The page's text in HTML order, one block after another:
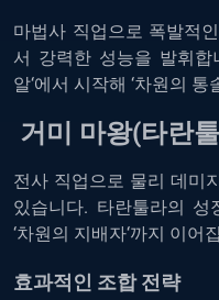
마법사 직업으로 폭발적인
서 강력한 성능을 발휘합
알‘에서 시작해 ‘차원의 통
거미 마왕(타란
전사 직업으로 물리 데미
있습니다. 타란툴라의 성
‘차원의 지배자‘까지 이어
효과적인 조합 전략